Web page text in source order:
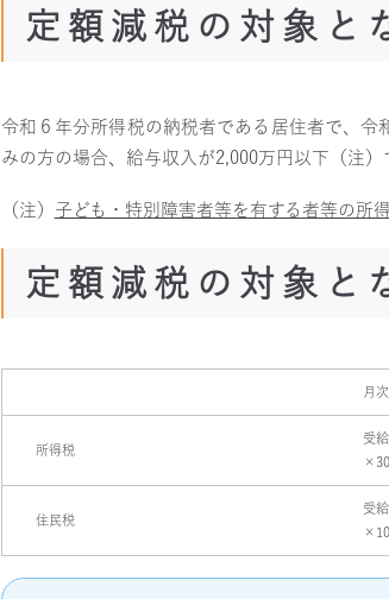
定額減税の対象と
令和６年分所得税の納税者である居住者で、令
みの方の場合、給与収入が2,000万円以下（注）
（注） 子ども・特別障害者等を有する者等の所
定額減税の対象と
月
所得税
受
住民税
受